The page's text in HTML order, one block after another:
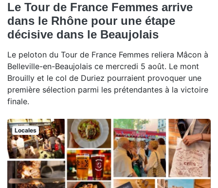
Le Tour de France Femmes arrive
dans le Rhône pour une étape
décisive dans le Beaujolais
Le peloton du Tour de France Femmes reliera Mâcon à
Belleville-en-Beaujolais ce mercredi 5 août. Le mont
Brouilly et le col de Duriez pourraient provoquer une
première sélection parmi les prétendantes à la victoire
finale.
Locales